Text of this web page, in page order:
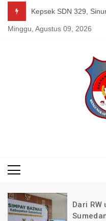
content
Tetap Berkarya dan
Kepsek SDN 329,
Minggu, Agustus 09, 2026
Dari RW